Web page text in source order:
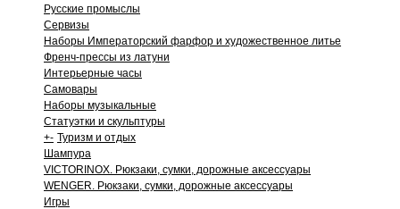
Русские промыслы
Сервизы
Наборы Императорский фарфор и художественное литье
Френч-прессы из латуни
Интерьерные часы
Самовары
Наборы музыкальные
Статуэтки и скульптуры
+- Туризм и отдых
Шампура
VICTORINOX. Рюкзаки, сумки, дорожные аксессуары
WENGER. Рюкзаки, сумки, дорожные аксессуары
Игры